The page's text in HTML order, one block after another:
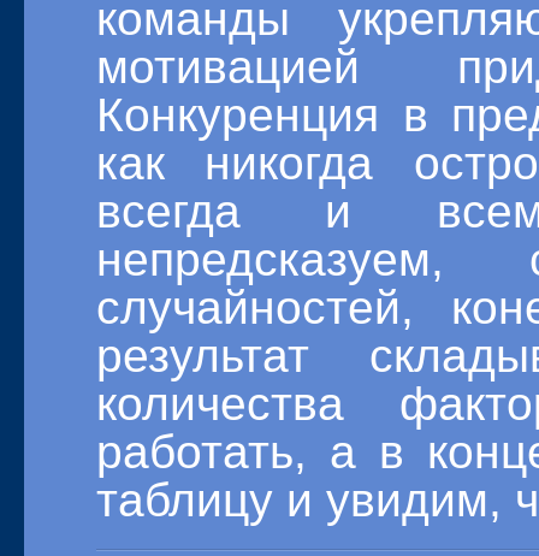
команды
мотивацией
Конкуренция в
как никогда
всегда и
случайностей,
результат
количества
работать, а в
таблицу и увидим,